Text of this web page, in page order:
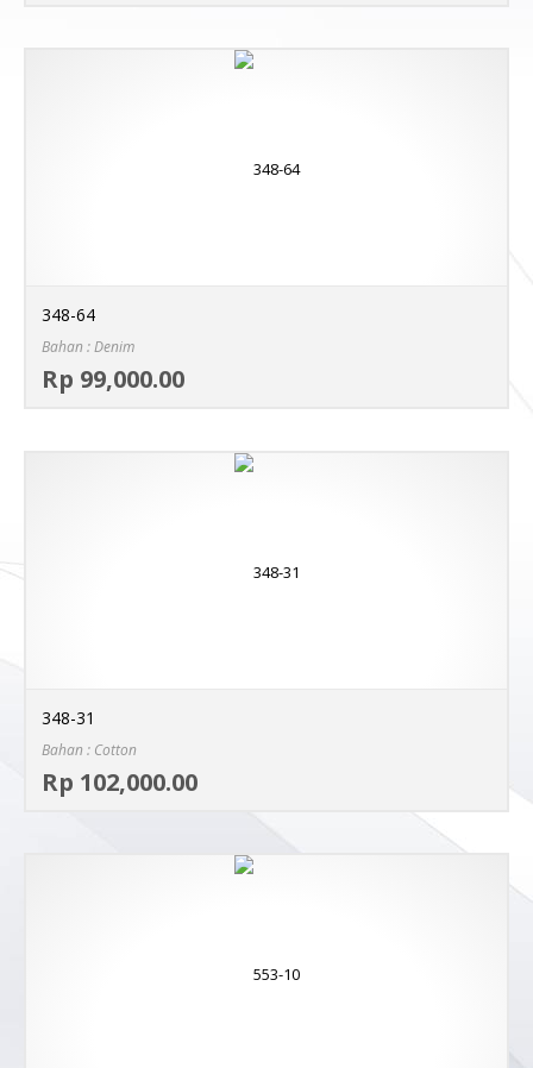
348-64
Bahan : Denim
Rp 99,000.00
348-31
Bahan : Cotton
Rp 102,000.00